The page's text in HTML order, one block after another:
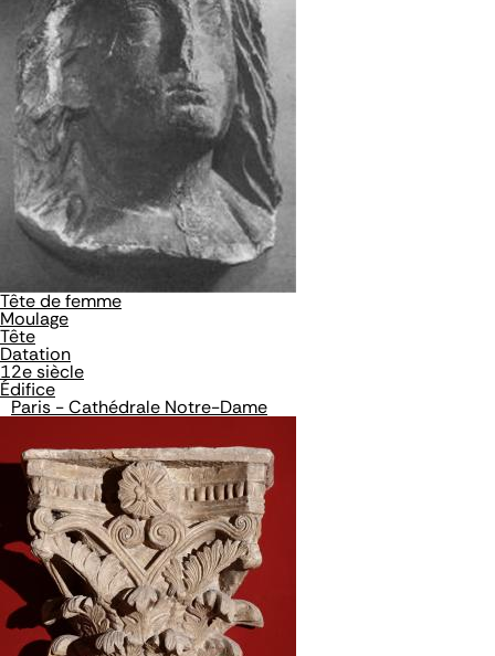
Tête de femme
Moulage
Tête
Datation
12e siècle
Édifice
Paris - Cathédrale Notre-Dame